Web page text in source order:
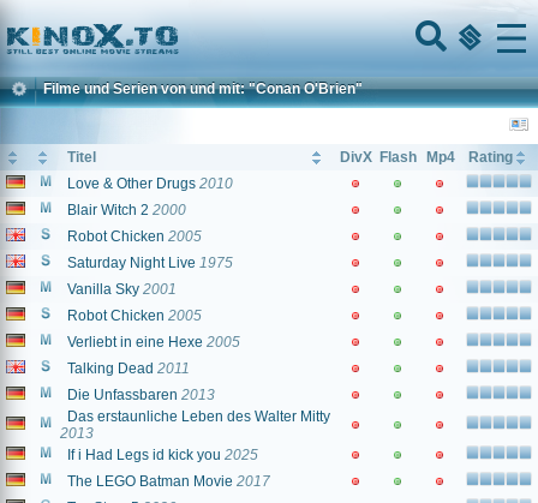
Home
Menu
Filme und Serien von und mit: "Conan O'Brien"
Titel DivX Flash Mp4
Rating
Love & Other Drugs 2010
Blair Witch 2 2000
Robot Chicken 2005
Saturday Night Live 1975
Vanilla Sky 2001
Robot Chicken 2005
Verliebt in eine Hexe 2005
Talking Dead 2011
Die Unfassbaren 2013
Das erstaunliche Leben des Walter Mitty
2013
If i Had Legs id kick you 2025
The LEGO Batman Movie 2017